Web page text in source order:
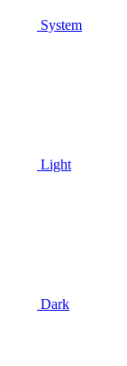
System
Light
Dark